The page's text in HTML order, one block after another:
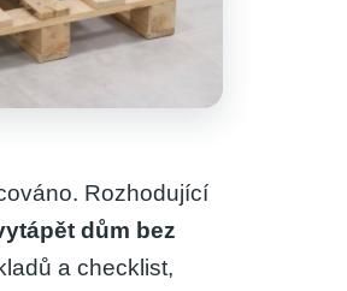
Rozhodující
dům bez
a checklist,